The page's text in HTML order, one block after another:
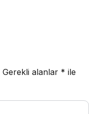
Gerekli alanlar * ile